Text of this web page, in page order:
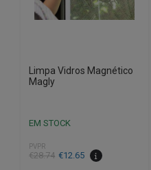
Limpa Vidros Magnético
Magly
EM STOCK
PVPR
€28.74
O
€12.65
O